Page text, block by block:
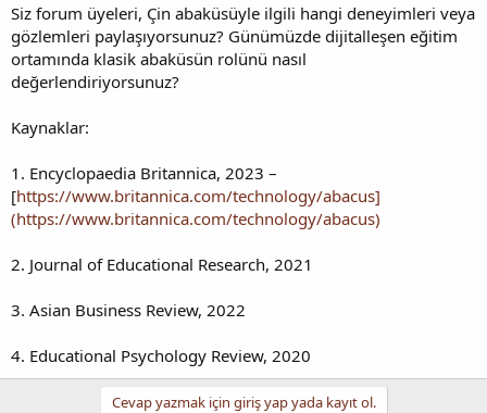
Siz forum üyeleri, Çin abaküsüyle ilgili hangi deneyimleri veya
gözlemleri paylaşıyorsunuz? Günümüzde dijitalleşen eğitim
ortamında klasik abaküsün rolünü nasıl
değerlendiriyorsunuz?
Kaynaklar:
1. Encyclopaedia Britannica, 2023 –
[https://www.britannica.com/technology/abacus]
(https://www.britannica.com/technology/abacus)
2. Journal of Educational Research, 2021
3. Asian Business Review, 2022
4. Educational Psychology Review, 2020
Cevap yazmak için giriş yap yada kayıt ol.